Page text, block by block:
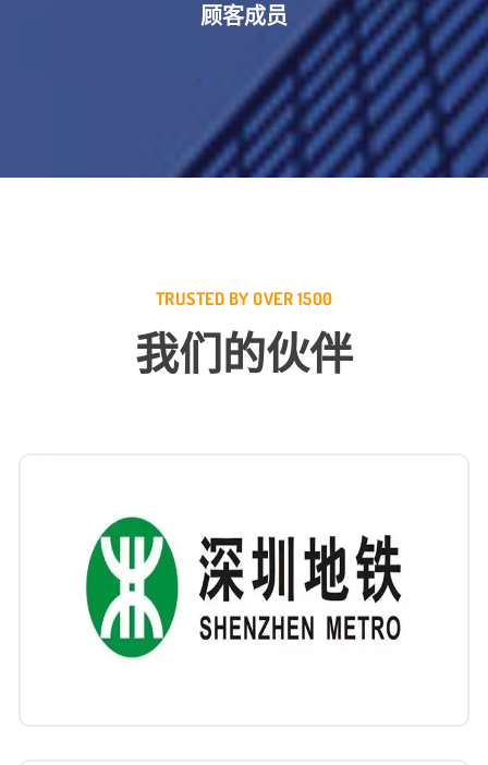
顾客成员
TRUSTED BY OVER 1500
我们的伙伴